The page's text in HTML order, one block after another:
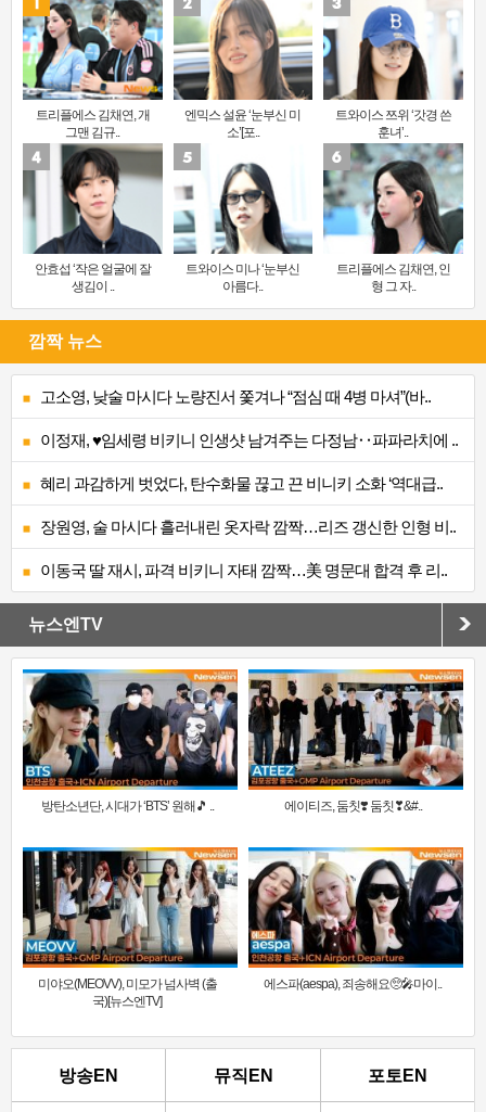
트리플에스 김채연, 개
그맨 김규..
엔믹스 설윤 ‘눈부신 미
소’[포..
트와이스 쯔위 ‘갓경 쓴
훈녀’..
안효섭 ‘작은 얼굴에 잘
생김이 ..
트와이스 미나 ‘눈부신
아름다..
트리플에스 김채연, 인
형 그 자..
깜짝 뉴스
고소영, 낮술 마시다 노량진서 쫓겨나 “점심 때 4병 마셔”(바..
이정재, ♥임세령 비키니 인생샷 남겨주는 다정남‥파파라치에 ..
혜리 과감하게 벗었다, 탄수화물 끊고 끈 비니키 소화 ‘역대급..
장원영, 술 마시다 흘러내린 옷자락 깜짝…리즈 갱신한 인형 비..
이동국 딸 재시, 파격 비키니 자태 깜짝…美 명문대 합격 후 리..
뉴스엔TV
방탄소년단, 시대가 ‘BTS’ 원해🎵 .. 에이티즈, 둠칫❣️ 둠칫❣&#..
미야오(MEOVV), 미모가 넘사벽 (출
국)[뉴스엔TV]
에스파(aespa), 죄송해요🥺🎤마이..
방송EN 뮤직EN 포토EN